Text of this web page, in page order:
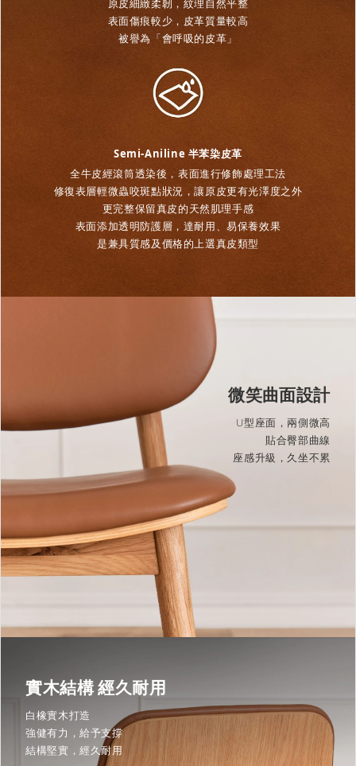
原皮細緻柔韌，紋理自然平整
表面傷痕較少，皮革質量較高
被譽為「會呼吸的皮革」
Semi-Aniline 半苯染皮革
全牛皮經滾筒透染後，表面進行修飾處理工法
修復表層輕微蟲咬斑點狀況，讓原皮更有光澤度之外
更完整保留真皮的天然肌理手感
表面添加透明防護層，達耐用、易保養效果
是兼具質感及價格的上選真皮類型
微笑曲面設計
U型座面，兩側微高
貼合臀部曲線
座感升級，久坐不累
實木結構 經久耐用
白橡實木打造
強健有力，給予支撐
結構堅實，經久耐用